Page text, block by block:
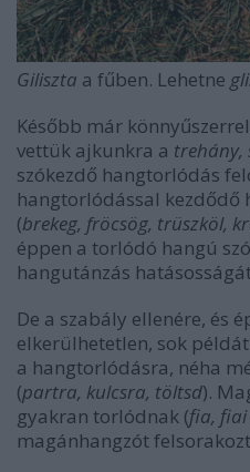
Giliszta a fűben. Lehetne
Később már
vettük ajkunkra a trehány,
szókezdő hangtorlódás
hangtorlódással kezdődő
(brekeg, fröcsög, trüszköl,
éppen a torlódó hangú
hangutánzás
De a szabály ellenére, és
elkerülhetetlen, sok
a hangtorlódásra, néha
(partra, kulcsra, töltsd).
gyakran torlódnak (fia, fiai
magánhangzót